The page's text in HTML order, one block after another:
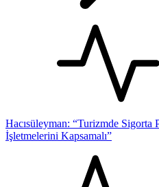
Hacısüleyman: “Turizmde
İşletmelerini Kapsamalı”